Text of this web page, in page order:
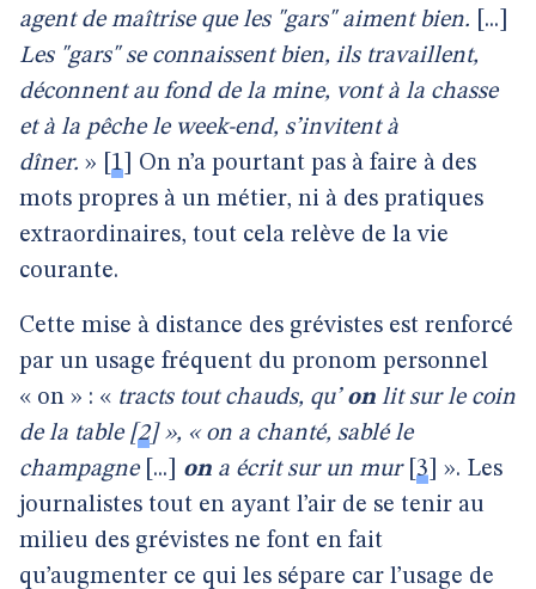
agent de maîtrise que les "gars" aiment bien. [...]
Les "gars" se connaissent bien, ils travaillent,
déconnent au fond de la mine, vont à la chasse
et à la pêche le week-end, s’invitent à
dîner. » 1
On n’a pourtant pas à faire à des
mots propres à un métier, ni à des pratiques
extraordinaires, tout cela relève de la vie
courante.
Cette mise à distance des grévistes est renforcé
par un usage fréquent du pronom personnel
« on » : « tracts tout chauds, qu’ on lit sur le coin
de la table[2]», « on a chanté, sablé le
champagne [...] on a écrit sur un mur[ 3
». Les
journalistes tout en ayant l’air de se tenir au
milieu des grévistes ne font en fait
qu’augmenter ce qui les sépare car l’usage de